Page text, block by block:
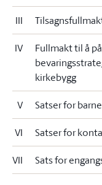
III
IV
Fullmakt til å
kirkebygg
V Satser for
VI Satser for
VII Sats for